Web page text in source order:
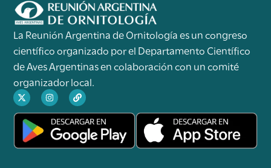
La Reunión Argentina de Ornitología es un congreso
científico organizado por el Departamento Científico
de Aves Argentinas en colaboración con un comité
organizador local.